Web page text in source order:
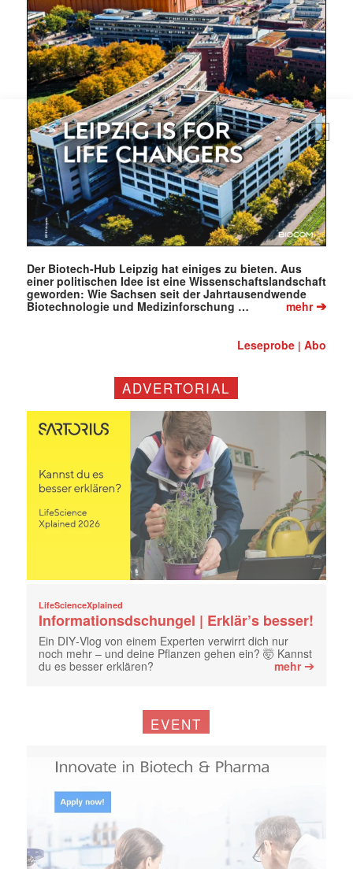
Der Biotech-Hub Leipzig hat einiges zu bieten. Aus
einer politischen Idee ist eine Wissenschaftslandschaft
geworden: Wie Sachsen seit der Jahrtausendwende
Biotechnologie und Medizinforschung …
mehr➔
Leseprobe |Abo
ADVERTORIAL
LifeScienceXplained
Informationsdschungel | Erklär’s besser!
Ein DIY‑Vlog von einem Experten verwirrt dich nur
noch mehr – und deine Pflanzen gehen ein? 🤯 Kannst
du es besser erklären?
mehr➔
EVENT